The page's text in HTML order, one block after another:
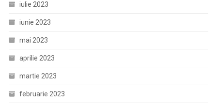
iulie 2023
iunie 2023
mai 2023
aprilie 2023
martie 2023
februarie 2023